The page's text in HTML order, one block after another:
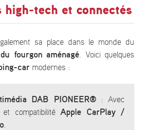
high-tech et connectés
sa place dans le monde du
fourgon aménagé . Voici quelques
car modernes :
DAB PIONEER®: Avec
compatibilité Apple CarPlay /